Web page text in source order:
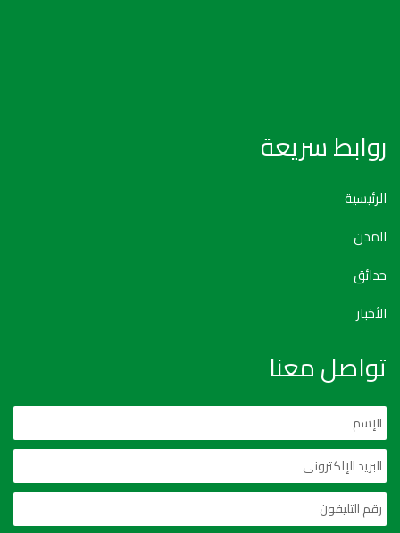
روابط سريعة
الرئيسية
المدن
حدائق
الأخبار
تواصل معنا